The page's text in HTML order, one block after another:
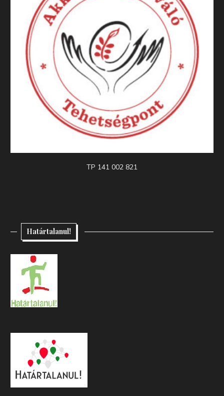
TP 141 002 821
Határtalanul!